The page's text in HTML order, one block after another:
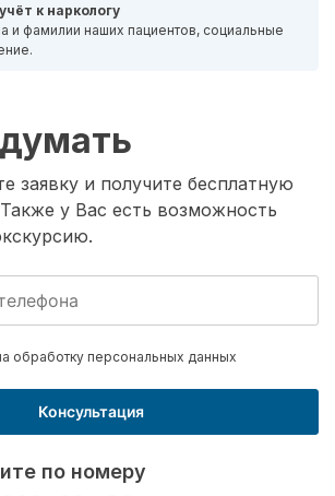
к наркологу
и фамилии наших пациентов, социальные
заявку и получите бесплатную
у Вас есть возможность
обработку персональных данных
Консультация
по номеру